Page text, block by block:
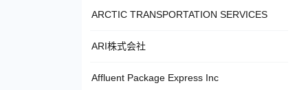
ARCTIC TRANSPORTATION SERVICES
ARI株式会社
Affluent Package Express Inc